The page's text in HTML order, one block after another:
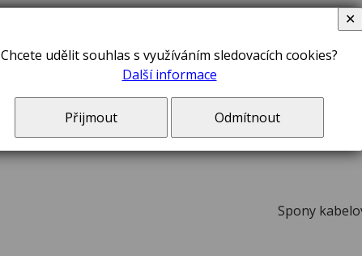
V ceně zboží jsou
Spony
Chcete udělit souhlas s využíváním sledovacích cookies?
Další informace
Přijmout Odmítnout
✕